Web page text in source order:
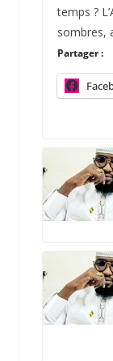
temps ?
sombres,
Partager :